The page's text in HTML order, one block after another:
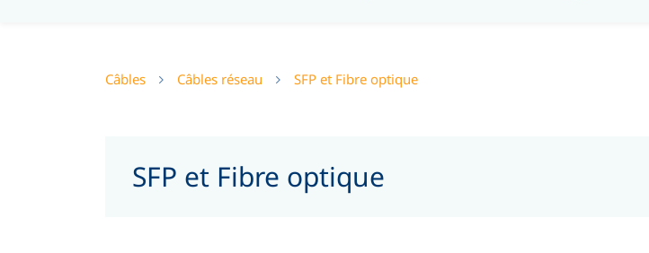
Câbles Câbles réseau SFP et Fibre optique
SFP et Fibre optique